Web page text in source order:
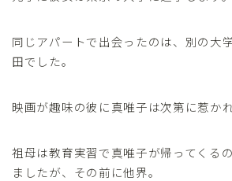
同じアパートで出会ったのは、別の大
田でした。
映画が趣味の彼に真唯子は次第に惹か
祖母は教育実習で真唯子が帰ってくる
ましたが、その前に他界。